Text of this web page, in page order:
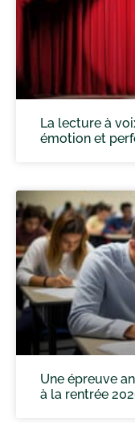
La lecture à
émotion et
Une épreuve
à la rentrée